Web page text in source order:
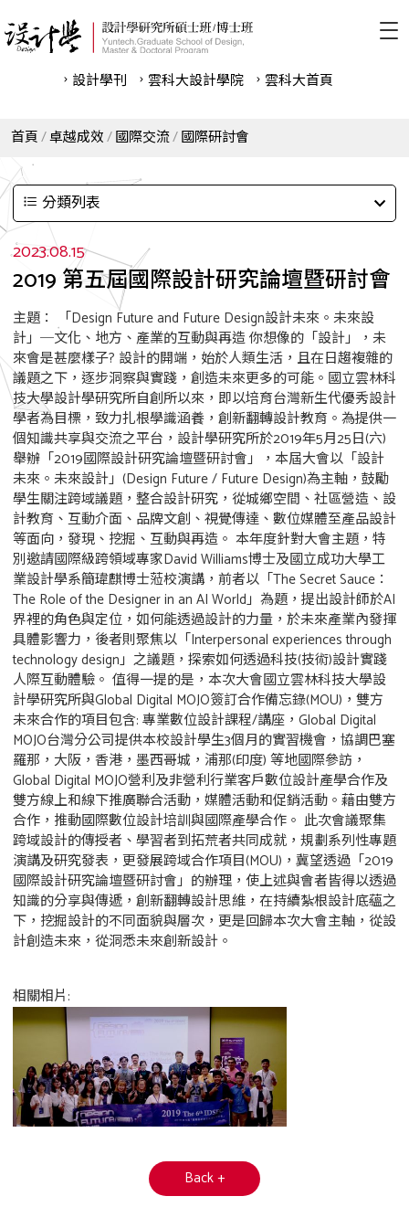
設計學刊 雲科⼤設計學院 雲科⼤首頁
首頁 卓越成效 國際交流 國際研討會
分類列表
2023.08.15
2019 第五屆國際設計研究論壇暨研討會
主題： 「Design Future and Future Design設計未來。未來設
計」─文化、地方、產業的互動與再造 你想像的「設計」，未
來會是甚麼樣子? 設計的開端，始於人類生活，且在日趨複雜的
議題之下，逐步洞察與實踐，創造未來更多的可能。國立雲林科
技大學設計學研究所自創所以來，即以培育台灣新生代優秀設計
學者為目標，致力扎根學識涵養，創新翻轉設計教育。為提供一
個知識共享與交流之平台，設計學研究所於2019年5月25日(六)
舉辦「2019國際設計研究論壇暨研討會」，本屆大會以「設計
未來。未來設計」(Design Future / Future Design)為主軸，鼓勵
學生關注跨域議題，整合設計研究，從城鄉空間、社區營造、設
計教育、互動介面、品牌文創、視覺傳達、數位媒體至產品設計
等面向，發現、挖掘、互動與再造。 本年度針對大會主題，特
別邀請國際級跨領域專家David Williams博士及國立成功大學工
業設計學系簡瑋麒博士蒞校演講，前者以「The Secret Sauce：
The Role of the Designer in an AI World」為題，提出設計師於AI
界裡的角色與定位，如何能透過設計的力量，於未來產業內發揮
具體影響力，後者則聚焦以「Interpersonal experiences through
technology design」之議題，探索如何透過科技(技術)設計實踐
人際互動體驗。 值得一提的是，本次大會國立雲林科技大學設
計學研究所與Global Digital MOJO簽訂合作備忘錄(MOU)，雙方
未來合作的項目包含: 專業數位設計課程/講座，Global Digital
MOJO台灣分公司提供本校設計學生3個月的實習機會，協調巴塞
羅那，大阪，香港，墨西哥城，浦那(印度) 等地國際參訪，
Global Digital MOJO營利及非營利行業客戶數位設計產學合作及
雙方線上和線下推廣聯合活動，媒體活動和促銷活動。藉由雙方
合作，推動國際數位設計培訓與國際產學合作。 此次會議聚集
跨域設計的傳授者、學習者到拓荒者共同成就，規劃系列性專題
演講及研究發表，更發展跨域合作項目(MOU)，冀望透過「2019
國際設計研究論壇暨研討會」的辦理，使上述與會者皆得以透過
知識的分享與傳遞，創新翻轉設計思維，在持續紮根設計底蘊之
下，挖掘設計的不同面貌與層次，更是回歸本次大會主軸，從設
計創造未來，從洞悉未來創新設計。
相關相片:
Back +